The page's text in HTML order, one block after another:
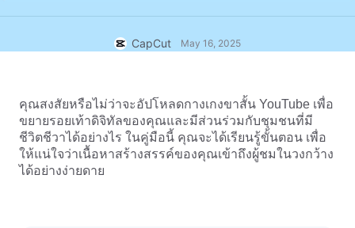
ข้อความเป็นคำพูด
ปรับปรุงเสียงพูด
ลดเสียงรบกวน
แหล่งข้อมูล
เทรนด์ในตลาด
ตัวเลือกยอดนิยม
เปิด CapCut
CapCut May 16, 2025
คุณสงสัยหรือไม่ว่าจะอัปโหลดกางเกงขาสั้น YouTube เพื่อ
ขยายรอยเท้าดิจิทัลของคุณและมีส่วนร่วมกับชุมชนที่มี
ชีวิตชีวาได้อย่างไร ในคู่มือนี้ คุณจะได้เรียนรู้ขั้นตอน เพื่อ
ให้แน่ใจว่าเนื้อหาสร้างสรรค์ของคุณเข้าถึงผู้ชมในวงกว้าง
ได้อย่างง่ายดาย